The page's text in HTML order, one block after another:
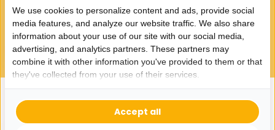
14,55
Eerder bekeken door jou
We use cookies to personalize content and ads, provide social
media features, and analyze our website traffic. We also share
information about your use of our site with our social media,
advertising, and analytics partners. These partners may
combine it with other information you've provided to them or that
they've collected from your use of their services.
Accept all